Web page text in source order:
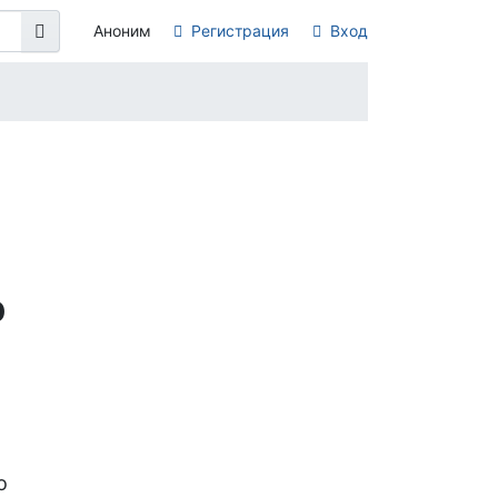
Аноним Регистрация Вход